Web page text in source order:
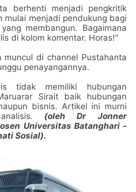
berhenti menjadi pengkritik
mulai menjadi pendukung bagi
membangun. Bagaimana
di kolom komentar. Horas!"
muncul di channel Pustahanta
penayangannya.
tidak memiliki hubungan
Sirait baik hubungan
bisnis. Artikel ini murni
(oleh Dr Jonner
Universitas Batanghari -
Sosial).